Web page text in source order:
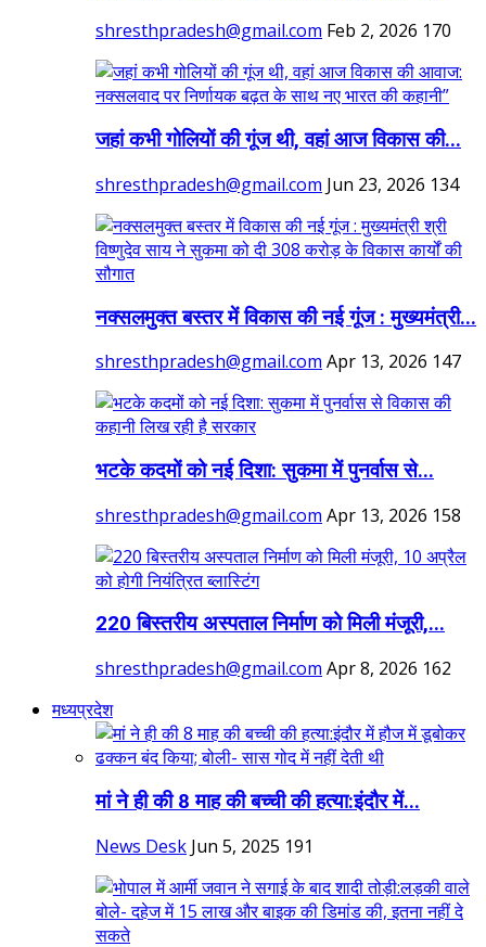
shresthpradesh@gmail.com Feb 2, 2026 170
जहां कभी गोलियों की गूंज थी, वहां आज विकास की...
shresthpradesh@gmail.com Jun 23, 2026 134
नक्सलमुक्त बस्तर में विकास की नई गूंज : मुख्यमंत्री...
shresthpradesh@gmail.com Apr 13, 2026 147
भटके कदमों को नई दिशा: सुकमा में पुनर्वास से...
shresthpradesh@gmail.com Apr 13, 2026 158
220 बिस्तरीय अस्पताल निर्माण को मिली मंजूरी,...
shresthpradesh@gmail.com Apr 8, 2026 162
मध्यप्रदेश
मां ने ही की 8 माह की बच्ची की हत्या:इंदौर में...
News Desk Jun 5, 2025 191